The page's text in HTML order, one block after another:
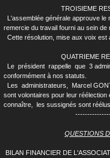
TROISIEME
L'assemblée générale approuve le
remercie du travail fourni au sein de
Cette résolution, mise aux voix est
QUATRIEME
Le président rappelle que 3
conformément à nos statuts.
Les administrateurs, Marcel
sont volontaires pour leur
connaître, les sussignés sont
QUESTIONS
BILAN FINANCIER DE